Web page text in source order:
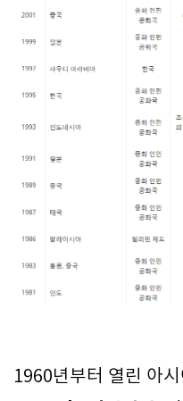
1960년부터 열린 아시